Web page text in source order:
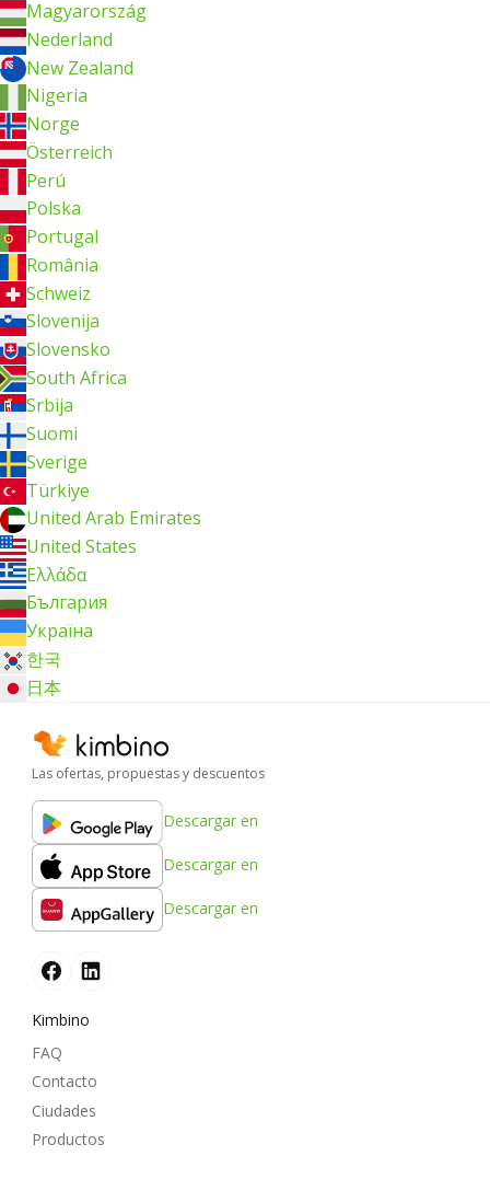
Magyarország
Nederland
New Zealand
Nigeria
Norge
Österreich
Perú
Polska
Portugal
România
Schweiz
Slovenija
Slovensko
South Africa
Srbija
Suomi
Sverige
Türkiye
United Arab Emirates
United States
Ελλάδα
България
Україна
한국
日本
Las ofertas, propuestas y descuentos
Descargar en
Descargar en
Descargar en
Kimbino
FAQ
Contacto
Ciudades
Productos